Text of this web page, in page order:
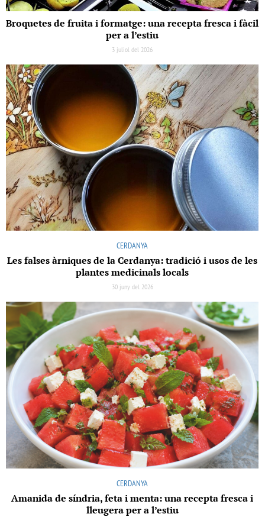
Broquetes de fruita i formatge: una recepta fresca i fàcil
per a l’estiu
3 juliol del 2026
CERDANYA
Les falses àrniques de la Cerdanya: tradició i usos de les
plantes medicinals locals
30 juny del 2026
CERDANYA
Amanida de síndria, feta i menta: una recepta fresca i
lleugera per a l’estiu